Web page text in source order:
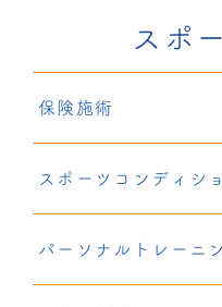
スポ
保険施術
スポーツコンディシ
パーソナルトレーニ